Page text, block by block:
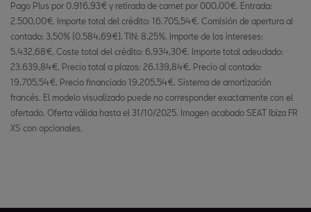
Pago Plus por 0.916,93€ y retirada de carnet por 000,00€. Entrada:
2.500,00€. Importe total del crédito: 16.705,54€. Comisión de apertura al
contado: 3,50% (0.584,69€). TIN: 8,25%. Importe de los intereses:
5.432,68€. Coste total del crédito: 6.934,30€. Importe total adeudado:
23.639,84€. Precio total a plazos: 26.139,84€. Precio al contado:
19.705,54€. Precio financiado 19.205,54€. Sistema de amortización
francés. El modelo visualizado puede no corresponder exactamente con el
ofertado. Oferta válida hasta el 31/10/2025. Imagen acabado SEAT Ibiza FR
XS con opcionales.